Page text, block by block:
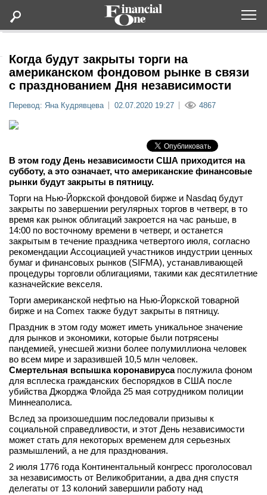
Статьи
Мероприятия
Новости
Интервью
вконтакте
телеграм
Вход
Когда будут закрыты торги на
американском фондовом рынке в связи
с празднованием Дня независимости
Перевод: Яна Кудрявцева 02.07.2020 19:27 4867
В этом году День независимости США приходится на
субботу, а это означает, что американские финансовые
рынки будут закрыты в пятницу.
Торги на Нью-Йоркской фондовой бирже и Nasdaq будут
закрыты по завершении регулярных торгов в четверг, в то
время как рынок облигаций закроется на час раньше, в
14:00 по восточному времени в четверг, и останется
закрытым в течение праздника четвертого июля, согласно
рекомендации Ассоциацией участников индустрии ценных
бумаг и финансовых рынков (SIFMA), устанавливающей
процедуры торговли облигациями, такими как десятилетние
казначейские векселя.
Торги американской нефтью на Нью-Йоркской товарной
бирже и на Comex также будут закрыты в пятницу.
Праздник в этом году может иметь уникальное значение
для рынков и экономики, которые были потрясены
пандемией, унесшей жизни более полумиллиона человек
во всем мире и заразившей 10,5 млн человек.
Смертельная вспышка коронавирусапослужила фоном
для всплеска гражданских беспорядков в США после
убийства Джорджа Флойда 25 мая сотрудником полиции
Миннеаполиса.
Вслед за произошедшим последовали призывы к
социальной справедливости, и этот День независимости
может стать для некоторых временем для серьезных
размышлений, а не для празднования.
2 июля 1776 года Континентальный конгресс проголосовал
за независимость от Великобритании, а два дня спустя
делегаты от 13 колоний завершили работу над